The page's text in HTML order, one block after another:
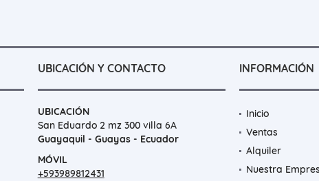
UBICACIÓN Y CONTACTO
UBICACIÓN
San Eduardo 2 mz 300 villa 6A
Guayaquil - Guayas - Ecuador
MÓVIL
+593989812431
INFORMACIÓN
Inicio
Ventas
Alquiler
Nuestra